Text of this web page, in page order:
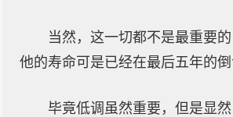
当然，这一切都不是最重要
他的寿命可是已经在最后五年的倒
毕竟低调虽然重要，但是显